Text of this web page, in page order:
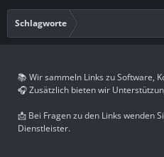
Schlagworte
📚 Wir sammeln Links zu Software,
🎧 Zusätzlich bieten wir
📩 Bei Fragen zu den Links wenden
Dienstleister.